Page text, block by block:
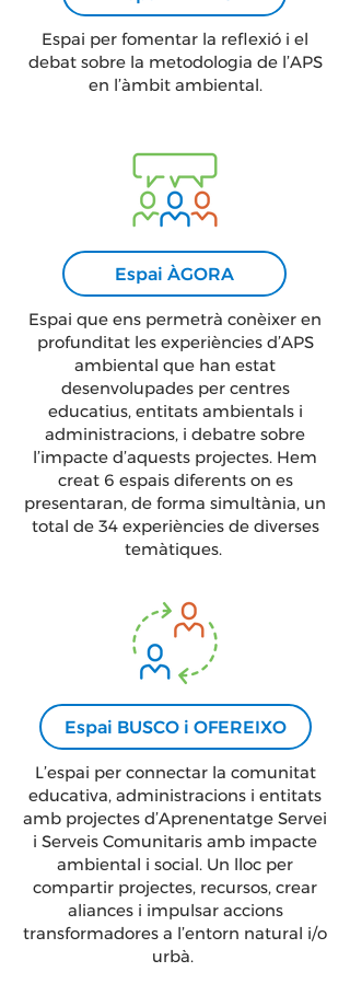
Espai per fomentar la reflexió i el
debat sobre la metodologia de l’APS
en l’àmbit ambiental.
Espai ÀGORA
Espai que ens permetrà conèixer en
profunditat les experiències d’APS
ambiental que han estat
desenvolupades per centres
educatius, entitats ambientals i
administracions, i debatre sobre
l’impacte d’aquests projectes. Hem
creat 6 espais diferents on es
presentaran, de forma simultània, un
total de 34 experiències de diverses
temàtiques.
Espai BUSCO i OFEREIXO
L’espai per connectar la comunitat
educativa, administracions i entitats
amb projectes d’Aprenentatge Servei
i Serveis Comunitaris amb impacte
ambiental i social. Un lloc per
compartir projectes, recursos, crear
aliances i impulsar accions
transformadores a l’entorn natural i/o
urbà.